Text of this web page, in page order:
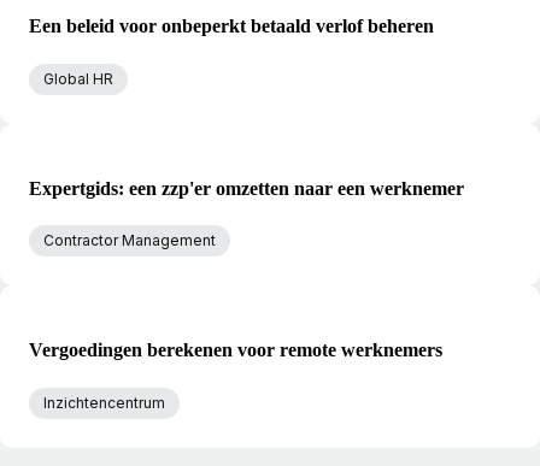
Een beleid voor onbeperkt betaald verlof beheren
Global HR
Expertgids: een zzp'er omzetten naar een werknemer
Contractor Management
Vergoedingen berekenen voor remote werknemers
Inzichtencentrum